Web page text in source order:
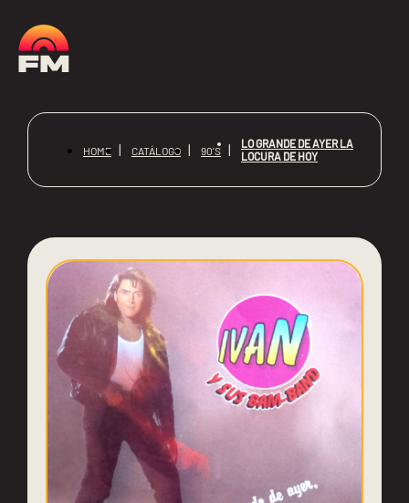
HOME CATÁLOGO 90'S
LO GRANDE DE AYER LA
LOCURA DE HOY